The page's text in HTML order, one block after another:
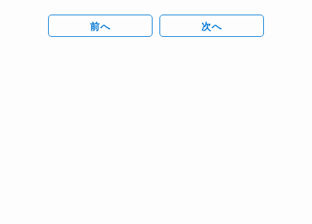
前へ 次へ